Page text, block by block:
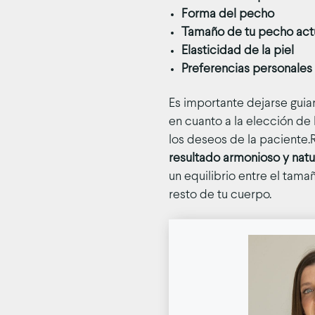
Forma del pecho
Tamaño de tu pecho
Elasticidad de la piel
Preferencias
Es importante dejarse
en cuanto a la elección
los deseos de la
resultado armonioso y
un equilibrio entre el
resto de tu cuerpo.